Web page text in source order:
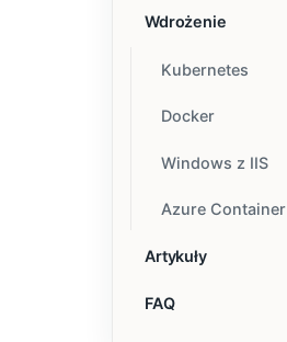
Wdrożenie
Kubernetes
Docker
Windows z IIS
Azure Container
Artykuły
FAQ